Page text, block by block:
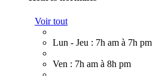
Voir tout
Lun - Jeu : 7h am à 7h pm
Ven : 7h am à 8h pm